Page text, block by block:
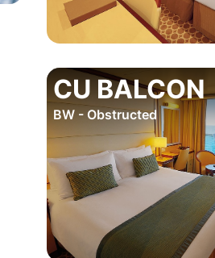
CU BALCON
BW - Obstructed